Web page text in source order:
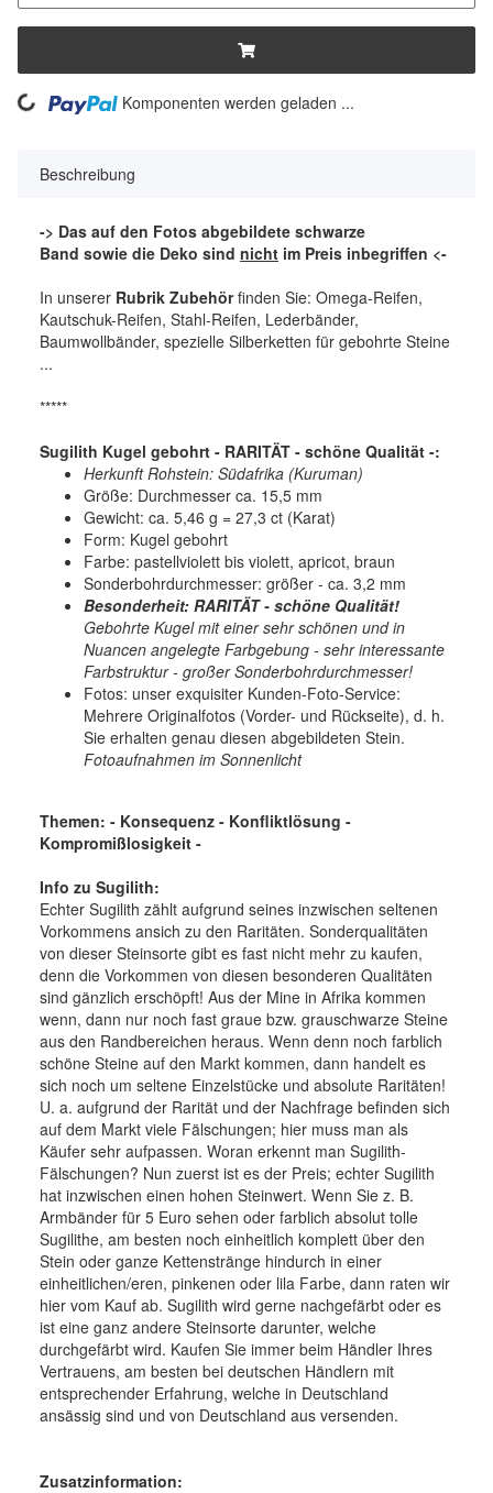
Komponenten werden geladen ...
Beschreibung
-> Das auf den Fotos abgebildete schwarze
Band sowie die Deko sind nicht im Preis inbegriffen <-
In unserer Rubrik Zubehörfinden Sie: Omega-Reifen,
Kautschuk-Reifen, Stahl-Reifen, Lederbänder,
Baumwollbänder, spezielle Silberketten für gebohrte Steine
...
*****
Sugilith Kugel gebohrt - RARITÄT - schöne Qualität -:
Herkunft Rohstein: Südafrika (Kuruman)
Größe: Durchmesser ca. 15,5 mm
Gewicht: ca. 5,46 g = 27,3 ct (Karat)
Form: Kugel gebohrt
Farbe: pastellviolett bis violett, apricot, braun
Sonderbohrdurchmesser: größer - ca. 3,2 mm
Besonderheit: RARITÄT - schöne Qualität!
Gebohrte Kugel mit einer sehr schönen und in
Nuancen angelegte Farbgebung - sehr interessante
Farbstruktur - großer Sonderbohrdurchmesser!
Fotos: unser exquisiter Kunden-Foto-Service:
Mehrere Originalfotos (Vorder- und Rückseite), d. h.
Sie erhalten genau diesen abgebildeten Stein.
Fotoaufnahmen im Sonnenlicht
Themen: - Konsequenz - Konfliktlösung -
Kompromißlosigkeit -
Info zu Sugilith:
Echter Sugilith zählt aufgrund seines inzwischen seltenen
Vorkommens ansich zu den Raritäten. Sonderqualitäten
von dieser Steinsorte gibt es fast nicht mehr zu kaufen,
denn die Vorkommen von diesen besonderen Qualitäten
sind gänzlich erschöpft! Aus der Mine in Afrika kommen
wenn, dann nur noch fast graue bzw. grauschwarze Steine
aus den Randbereichen heraus. Wenn denn noch farblich
schöne Steine auf den Markt kommen, dann handelt es
sich noch um seltene Einzelstücke und absolute Raritäten!
U. a. aufgrund der Rarität und der Nachfrage befinden sich
auf dem Markt viele Fälschungen; hier muss man als
Käufer sehr aufpassen. Woran erkennt man Sugilith-
Fälschungen? Nun zuerst ist es der Preis; echter Sugilith
hat inzwischen einen hohen Steinwert. Wenn Sie z. B.
Armbänder für 5 Euro sehen oder farblich absolut tolle
Sugilithe, am besten noch einheitlich komplett über den
Stein oder ganze Kettenstränge hindurch in einer
einheitlichen/eren, pinkenen oder lila Farbe, dann raten wir
hier vom Kauf ab. Sugilith wird gerne nachgefärbt oder es
ist eine ganz andere Steinsorte darunter, welche
durchgefärbt wird. Kaufen Sie immer beim Händler Ihres
Vertrauens, am besten bei deutschen Händlern mit
entsprechender Erfahrung, welche in Deutschland
ansässig sind und von Deutschland aus versenden.
Zusatzinformation: